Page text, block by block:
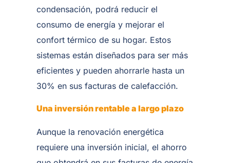
condensación, podrá reducir el
consumo de energía y mejorar el
confort térmico de su hogar. Estos
sistemas están diseñados para ser más
eficientes y pueden ahorrarle hasta un
30% en sus facturas de calefacción.
Una inversión rentable a largo plazo
Aunque la renovación energética
requiere una inversión inicial, el ahorro